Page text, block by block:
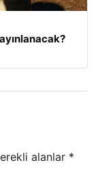
alanlar *